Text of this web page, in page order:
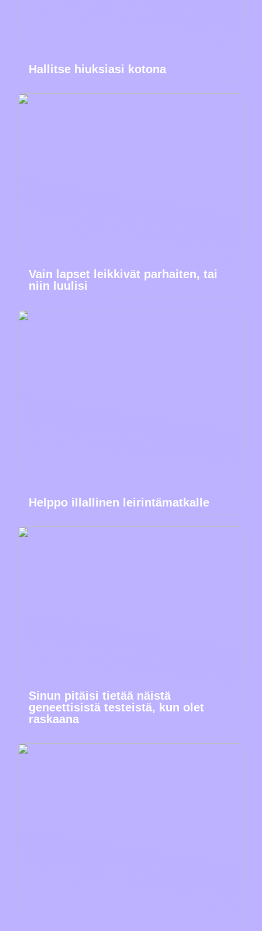
Hallitse hiuksiasi kotona
Vain lapset leikkivät parhaiten, tai
niin luulisi
Helppo illallinen leirintämatkalle
Sinun pitäisi tietää näistä
geneettisistä testeistä, kun olet
raskaana